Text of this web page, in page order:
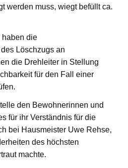
werden muss, wiegt befüllt ca.
haben die
Löschzugs an
die Drehleiter in Stellung
für den Fall einer
den Bewohnerinnen und
für ihr Verständnis für die
bei Hausmeister Uwe Rehse,
des höchsten
machte.